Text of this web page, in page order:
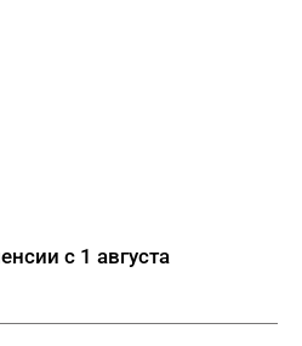
с 1 августа